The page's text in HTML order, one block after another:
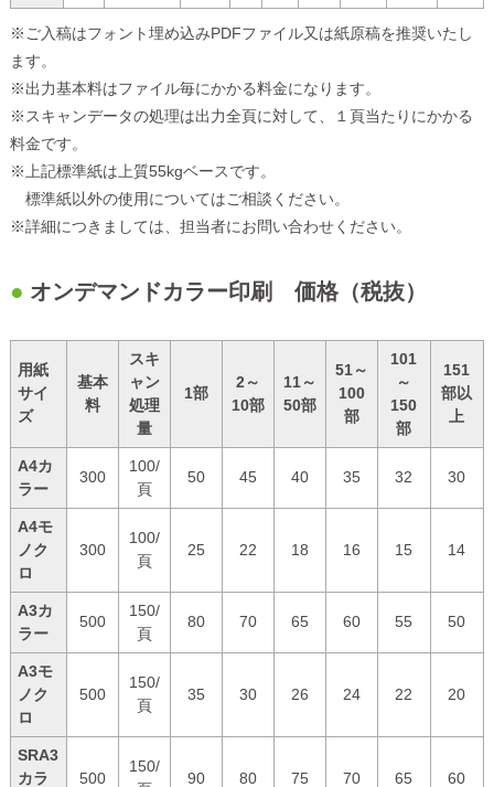
※ご入稿はフォント埋め込みPDFファイル又は紙原稿を推奨いたし
ます。
※出力基本料はファイル毎にかかる料金になります。
※スキャンデータの処理は出力全頁に対して、１頁当たりにかかる
料金です。
※上記標準紙は上質55kgベースです。
標準紙以外の使用についてはご相談ください。
※詳細につきましては、担当者にお問い合わせください。
オンデマンドカラー印刷 価格（税抜）
用紙
サイ
ズ
基本
料
スキ
ャン
処理
量
1部
2～
10部
11～
50部
51～
100
部
101
～
150
部
151
部以
上
A4カ
ラー
300
100/
頁
50 45 40 35 32 30
A4モ
ノク
ロ
300
100/
頁
25 22 18 16 15 14
A3カ
ラー
500
150/
頁
80 70 65 60 55 50
A3モ
ノク
ロ
500
150/
頁
35 30 26 24 22 20
SRA3
カラ
500
150/
90 80 75 70 65 60